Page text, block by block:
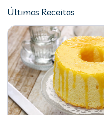
Últimas Receitas